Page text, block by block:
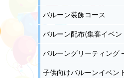
バルーン装飾コース
バルーン配布(集客イベン
バルーングリーティング
子供向けバルーンイベン